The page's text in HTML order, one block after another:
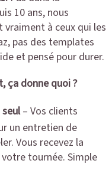
10 ans, nous
à ceux qui les
pas des templates
et pensé pour durer.
ça donne quoi ?
– Vos clients
un entretien de
Vous recevez la
tournée. Simple